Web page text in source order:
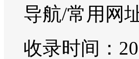
导航/常用网
收录时间：